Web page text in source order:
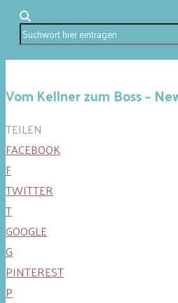
Vom Kellner zum Boss –
TEILEN
FACEBOOK
F
TWITTER
T
GOOGLE
G
PINTEREST
P